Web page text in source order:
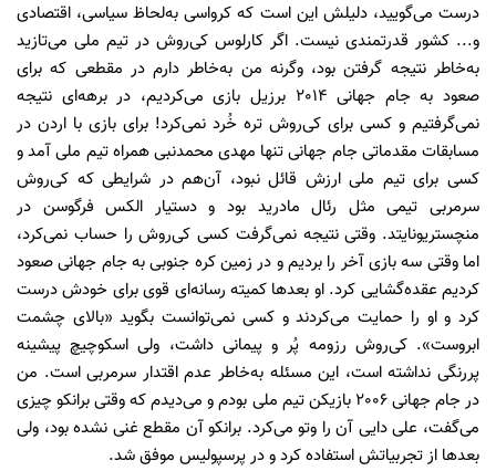
درست می‌گویید، دلیلش این است که کرواسی به‌لحاظ سیاسی، اقتصادی
و... کشور قدرتمندی نیست. اگر کارلوس کی‌روش در تیم ملی می‌تازید
به‌خاطر نتیجه گرفتن بود، وگرنه من به‌خاطر دارم در مقطعی که برای
صعود به جام جهانی 2014 برزیل بازی می‌کردیم، در برهه‌ای نتیجه
نمی‌گرفتیم و کسی برای کی‌روش تره خُرد نمی‌کرد! برای بازی با اردن در
مسابقات مقدماتی جام جهانی تنها مهدی محمدنبی همراه تیم ملی آمد و
کسی برای تیم ملی ارزش قائل نبود، آن‌هم در شرایطی که کی‌روش
سرمربی تیمی مثل رئال مادرید بود و دستیار الکس فرگوسن در
منچستریونایتد. وقتی نتیجه نمی‌گرفت کسی کی‌روش را حساب نمی‌کرد،
اما وقتی سه بازی آخر را بردیم و در زمین کره جنوبی به جام جهانی صعود
کردیم عقده‌گشایی کرد. او بعدها کمیته رسانه‌ای قوی برای خودش درست
کرد و او را حمایت می‌کردند و کسی نمی‌توانست بگوید «بالای چشمت
ابروست». کی‌روش رزومه پُر و پیمانی داشت، ولی اسکوچیچ پیشینه
پررنگی نداشته است، این مسئله به‌خاطر عدم اقتدار سرمربی است. من
در جام جهانی 2006 بازیکن تیم ملی بودم و می‌دیدم که وقتی برانکو چیزی
می‌گفت، علی دایی آن را وتو می‌کرد. برانکو آن مقطع غنی نشده بود، ولی
بعدها از تجربیاتش استفاده کرد و در پرسپولیس موفق شد.